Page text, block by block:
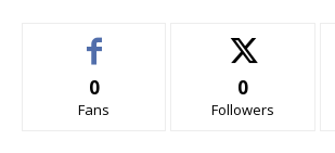
0
Fans
0
Followers